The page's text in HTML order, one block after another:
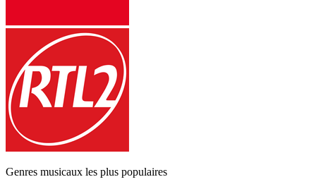
Genres musicaux les plus populaires